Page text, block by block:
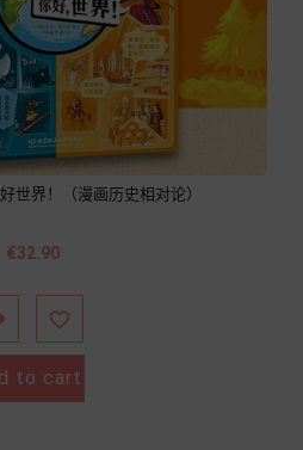
世界！（漫画历史相对论）
價
€32.90

to cart